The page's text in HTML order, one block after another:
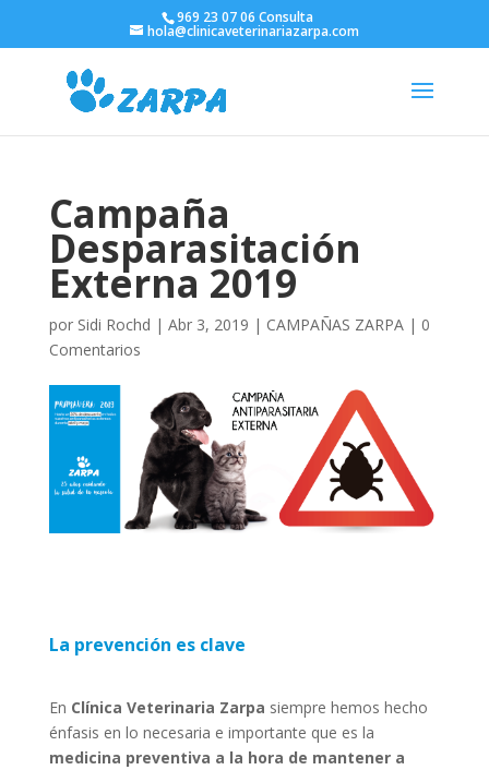
969 23 07 06 Consulta
hola@clinicaveterinariazarpa.com
Campaña
Desparasitación
Externa 2019
por Sidi Rochd | Abr 3, 2019 | CAMPAÑAS ZARPA| 0
Comentarios
La prevención es clave
En Clínica Veterinaria Zarpa siempre hemos hecho
énfasis en lo necesaria e importante que es la
medicina preventiva a la hora de mantener a